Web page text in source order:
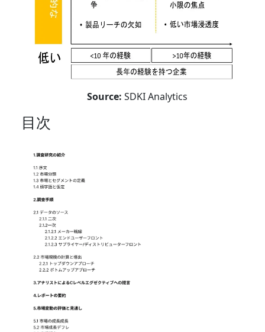
Source: SDKI Analytics
目次